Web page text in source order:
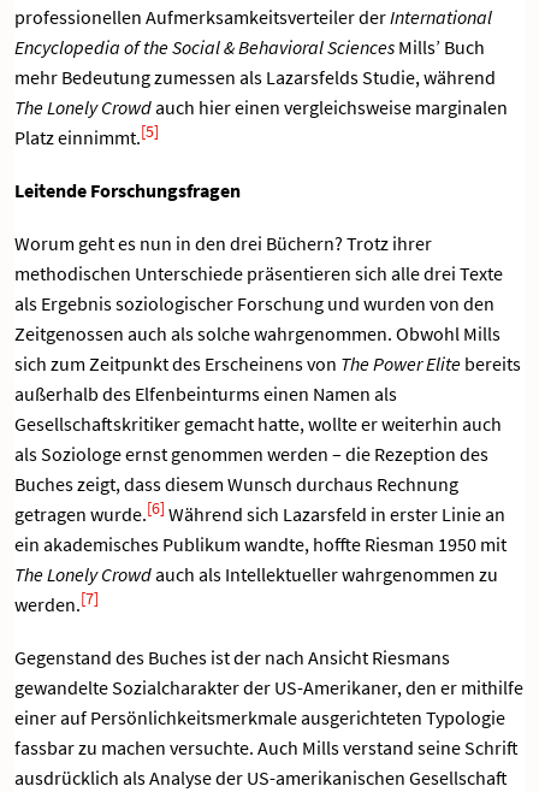
professionellen Aufmerksamkeitsverteiler derInternational
Encyclopedia of the Social & Behavioral Sciences Mills’ Buch
mehr Bedeutung zumessen als Lazarsfelds Studie, während
The Lonely Crowdauch hier einen vergleichsweise marginalen
Platz einnimmt.[5]
Leitende Forschungsfragen
Worum geht es nun in den drei Büchern? Trotz ihrer
methodischen Unterschiede präsentieren sich alle drei Texte
als Ergebnis soziologischer Forschung und wurden von den
Zeitgenossen auch als solche wahrgenommen. Obwohl Mills
sich zum Zeitpunkt des Erscheinens von The Power Elite bereits
außerhalb des Elfenbeinturms einen Namen als
Gesellschaftskritiker gemacht hatte, wollte er weiterhin auch
als Soziologe ernst genommen werden – die Rezeption des
Buches zeigt, dass diesem Wunsch durchaus Rechnung
getragen wurde.[6] Während sich Lazarsfeld in erster Linie an
ein akademisches Publikum wandte, hoffte Riesman 1950 mit
The Lonely Crowdauch als Intellektueller wahrgenommen zu
werden.[7]
Gegenstand des Buches ist der nach Ansicht Riesmans
gewandelte Sozialcharakter der US-Amerikaner, den er mithilfe
einer auf Persönlichkeitsmerkmale ausgerichteten Typologie
fassbar zu machen versuchte. Auch Mills verstand seine Schrift
ausdrücklich als Analyse der US-amerikanischen Gesellschaft